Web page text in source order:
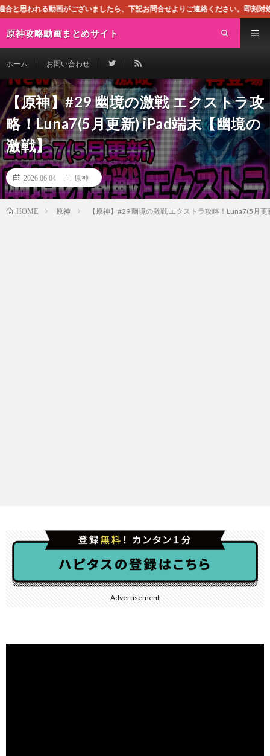
ざいましたら、下記お問合せよりご連絡ください。即刻対処させて頂きます
原神攻略動画まとめサイト
ホーム お問い合わせ
【原神】#29 幽境の激戦 エクストラ攻
略！Luna7(5月更新) iPad端末【幽境の
激戦】
2026.06.04 原神
HOME 原神 【原神】#29 幽境の激戦 エクストラ攻略！Luna7(5月
Advertisement